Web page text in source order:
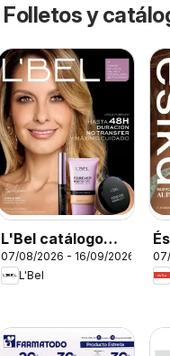
Folletos y
L'Bel catálogo
C12/2026
07/08/2026 - 16/09/2026
L'Bel